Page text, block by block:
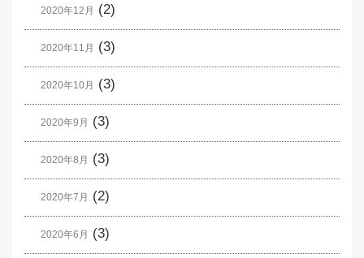
2020年12月 (2)
2020年11月 (3)
2020年10月 (3)
2020年9月 (3)
2020年8月 (3)
2020年7月 (2)
2020年6月 (3)